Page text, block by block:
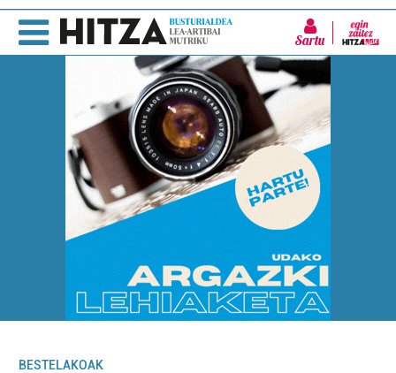
Sartu
BESTELAKOAK